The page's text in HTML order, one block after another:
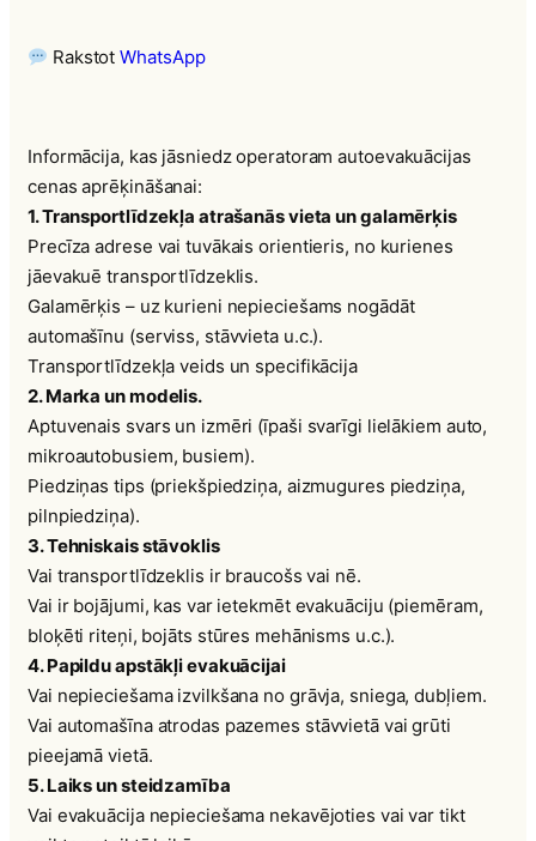
RakstotWhatsApp
Informācija, kas jāsniedz operatoram autoevakuācijas
cenas aprēķināšanai:
1. Transportlīdzekļa atrašanās vieta un galamērķis
Precīza adrese vai tuvākais orientieris, no kurienes
jāevakuē transportlīdzeklis.
Galamērķis – uz kurieni nepieciešams nogādāt
automašīnu (serviss, stāvvieta u.c.).
Transportlīdzekļa veids un specifikācija
2. Marka un modelis.
Aptuvenais svars un izmēri (īpaši svarīgi lielākiem auto,
mikroautobusiem, busiem).
Piedziņas tips (priekšpiedziņa, aizmugures piedziņa,
pilnpiedziņa).
3. Tehniskais stāvoklis
Vai transportlīdzeklis ir braucošs vai nē.
Vai ir bojājumi, kas var ietekmēt evakuāciju (piemēram,
bloķēti riteņi, bojāts stūres mehānisms u.c.).
4. Papildu apstākļi evakuācijai
Vai nepieciešama izvilkšana no grāvja, sniega, dubļiem.
Vai automašīna atrodas pazemes stāvvietā vai grūti
pieejamā vietā.
5. Laiks un steidzamība
Vai evakuācija nepieciešama nekavējoties vai var tikt